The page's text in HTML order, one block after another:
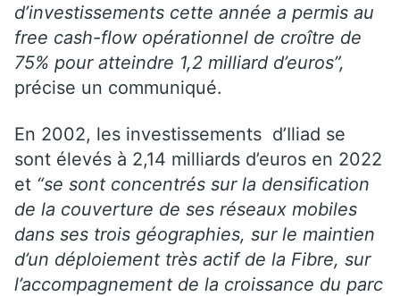
d’investissements cette année a permis au
free cash-flow opérationnel de croître de
75% pour atteindre 1,2 milliard d’euros”,
précise un communiqué.
En 2002, les investissements d’Iliad se
sont élevés à 2,14 milliards d’euros en 2022
et “se sont concentrés sur la densification
de la couverture de ses réseaux mobiles
dans ses trois géographies, sur le maintien
d’un déploiement très actif de la Fibre, sur
l’accompagnement de la croissance du parc